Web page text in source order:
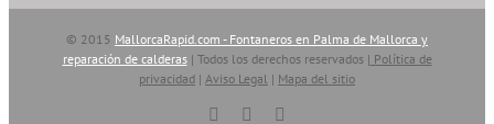
© 2015 MallorcaRapid.com - Fontaneros en Palma de Mallorca y
reparación de calderas| Todos los derechos reservados | Política de
privacidad | Aviso Legal | Mapa del sitio
Vimeo YouTube